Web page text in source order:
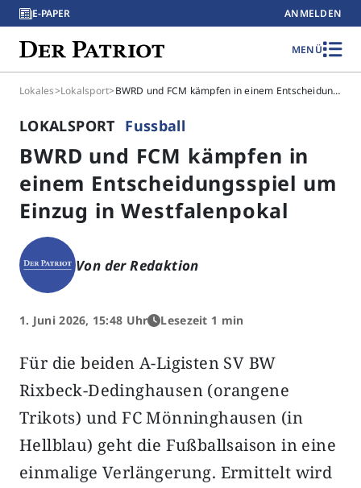
E-PAPER ANMELDEN
MENÜ
Lokales>Lokalsport> BWRD und FCM kämpfen in einem Entscheidungsspiel um Einzug in Westfalenpokal
LOKALSPORT Fussball
BWRD und FCM kämpfen in
einem Entscheidungsspiel um
Einzug in Westfalenpokal
Von der Redaktion
1. Juni 2026, 15:48 Uhr Lesezeit 1 min
Für die beiden A-Ligisten SV BW
Rixbeck-Dedinghausen (orangene
Trikots) und FC Mönninghausen (in
Hellblau) geht die Fußballsaison in eine
einmalige Verlängerung. Ermittelt wird